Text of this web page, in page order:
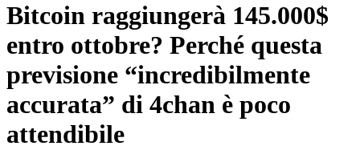
Bitcoin raggiungerà 145.000$
entro ottobre? Perché questa
previsione “incredibilmente
accurata” di 4chan è poco
attendibile